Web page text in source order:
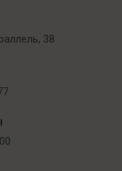
38